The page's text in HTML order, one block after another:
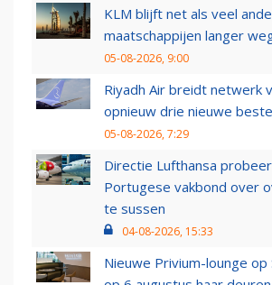
KLM blijft net als veel
maatschappijen langer
05-08-2026, 9:00
Riyadh Air breidt netwerk
opnieuw drie nieuwe
05-08-2026, 7:29
Directie Lufthansa
Portugese vakbond over
te sussen
04-08-2026, 15:33
Nieuwe Privium-lounge op